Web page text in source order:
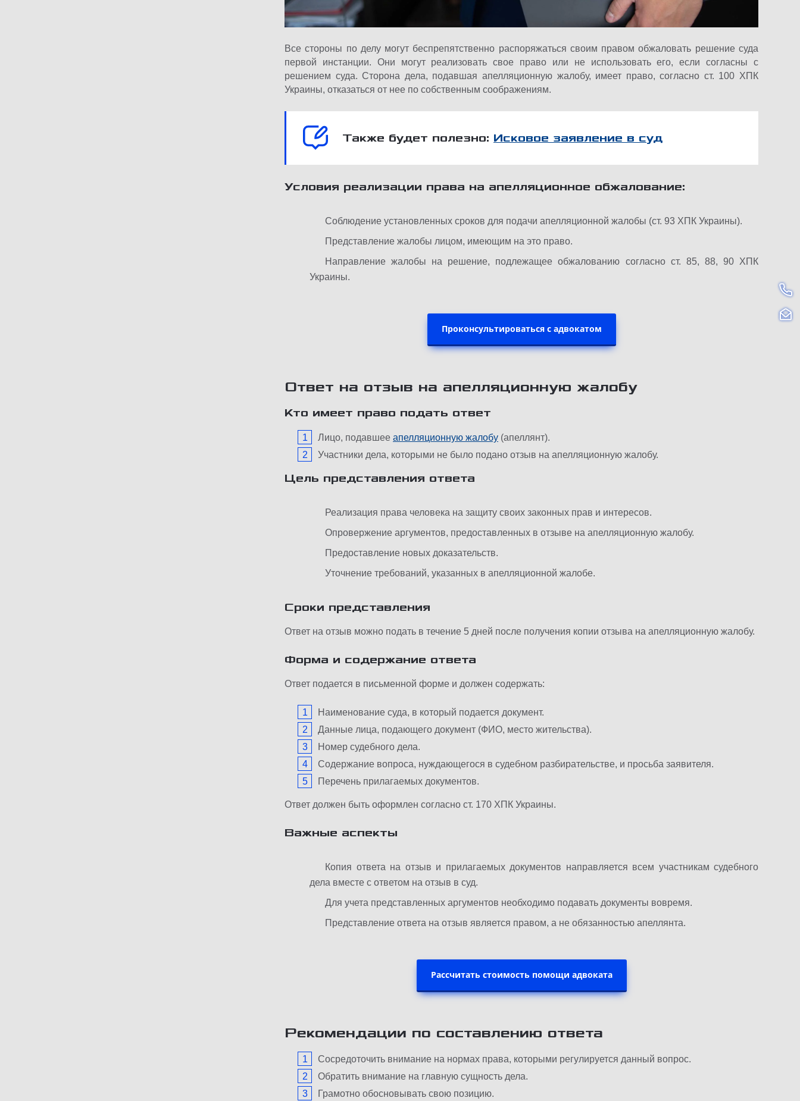
Все стороны по делу могут беспрепятственно распоряжаться своим правом обжаловать решение суда
первой инстанции. Они могут реализовать свое право или не использовать его, если согласны с
решением суда. Сторона дела, подавшая апелляционную жалобу, имеет право, согласно ст. 100 ХПК
Украины, отказаться от нее по собственным соображениям.
Также будет полезно: Исковое заявление в суд
Условия реализации права на апелляционное обжалование:
Соблюдение установленных сроков для подачи апелляционной жалобы (ст. 93 ХПК Украины).
Представление жалобы лицом, имеющим на это право.
Направление жалобы на решение, подлежащее обжалованию согласно ст. 85, 88, 90 ХПК
Украины.
Проконсультироваться с адвокатом
Ответ на отзыв на апелляционную жалобу
Кто имеет право подать ответ
Лицо, подавшее апелляционную жалобу (апеллянт).
Участники дела, которыми не было подано отзыв на апелляционную жалобу.
Цель представления ответа
Реализация права человека на защиту своих законных прав и интересов.
Опровержение аргументов, предоставленных в отзыве на апелляционную жалобу.
Предоставление новых доказательств.
Уточнение требований, указанных в апелляционной жалобе.
Сроки представления
Ответ на отзыв можно подать в течение 5 дней после получения копии отзыва на апелляционную жалобу.
Форма и содержание ответа
Ответ подается в письменной форме и должен содержать:
Наименование суда, в который подается документ.
Данные лица, подающего документ (ФИО, место жительства).
Номер судебного дела.
Содержание вопроса, нуждающегося в судебном разбирательстве, и просьба заявителя.
Перечень прилагаемых документов.
Ответ должен быть оформлен согласно ст. 170 ХПК Украины.
Важные аспекты
Копия ответа на отзыв и прилагаемых документов направляется всем участникам судебного
дела вместе с ответом на отзыв в суд.
Для учета представленных аргументов необходимо подавать документы вовремя.
Представление ответа на отзыв является правом, а не обязанностью апеллянта.
Рассчитать стоимость помощи адвоката
Рекомендации по составлению ответа
Сосредоточить внимание на нормах права, которыми регулируется данный вопрос.
Обратить внимание на главную сущность дела.
Грамотно обосновывать свою позицию.